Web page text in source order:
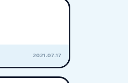
2021.07.17